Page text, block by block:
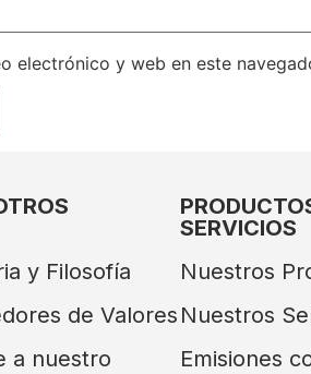
electrónico y web en este
y Filosofía
de Valores
a nuestro
SERVICIOS
Nuestros
Nuestros
Emisiones